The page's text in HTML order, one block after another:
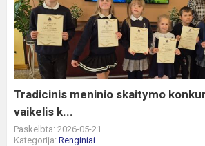
skaitymo
konkursas
,,Aš
mažas
vaikelis
k...
Tradicinis meninio skaitymo
vaikelis k...
Paskelbta: 2026-05-21
Kategorija: Renginiai